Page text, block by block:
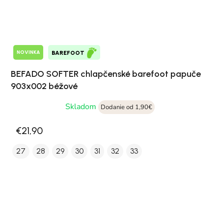
NOVINKA BAREFOOT
BEFADO SOFTER chlapčenské barefoot papuče
903x002 béžové
Skladom
Dodanie od 1,90€
€21,90
27 28 29 30 31 32 33